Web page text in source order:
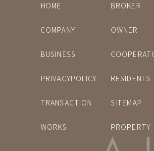
HOME BROKER
COMPANY OWNER
BUSINESS
PRIVACYPOLICY RESIDENTS
TRANSACTION SITEMAP
WORKS PROPERTY